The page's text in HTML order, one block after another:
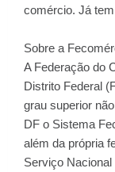
comércio. Já
Sobre a
A Federação do
Distrito Federal
grau superior
DF o Sistema
além da própria
Serviço